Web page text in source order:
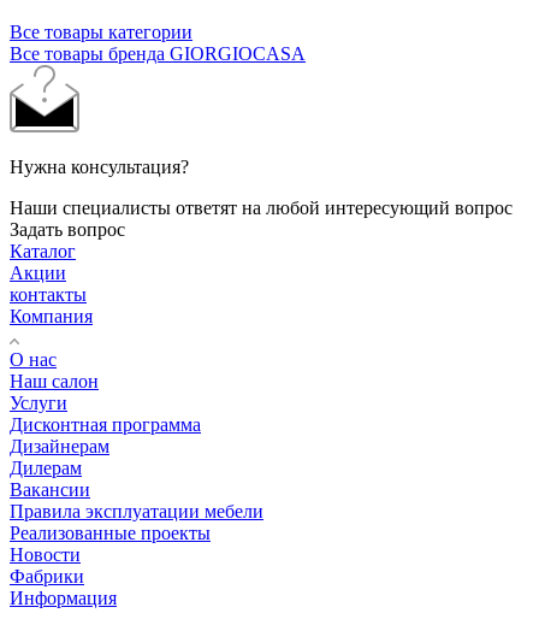
Все товары категории
Все товары бренда GIORGIOCASA
Нужна консультация?
Наши специалисты ответят на любой интересующий вопрос
Задать вопрос
Каталог
Акции
контакты
Компания
О нас
Наш салон
Услуги
Дисконтная программа
Дизайнерам
Дилерам
Вакансии
Правила эксплуатации мебели
Реализованные проекты
Новости
Фабрики
Информация